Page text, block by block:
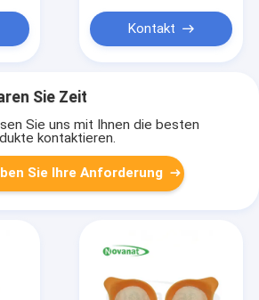
Kontakt
Sie Zeit
Sie uns mit Ihnen die besten
kontaktieren.
Sie Ihre Anforderung